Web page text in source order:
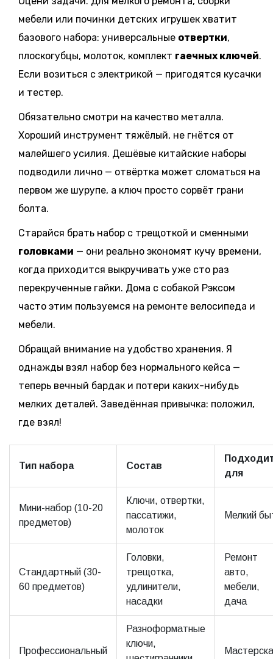
мебели или починки детских игрушек хватит
базового набора: универсальные отвертки,
плоскогубцы, молоток, комплект гаечных ключей.
Если возиться с электрикой — пригодятся кусачки
и тестер.
Обязательно смотри на качество металла.
Хороший инструмент тяжёлый, не гнётся от
малейшего усилия. Дешёвые китайские наборы
подводили лично — отвёртка может сломаться на
первом же шурупе, а ключ просто сорвёт грани
болта.
Старайся брать набор с трещоткой и сменными
головками — они реально экономят кучу времени,
когда приходится выкручивать уже сто раз
перекрученные гайки. Дома с собакой Рэксом
часто этим пользуемся на ремонте велосипеда и
мебели.
Обращай внимание на удобство хранения. Я
однажды взял набор без нормального кейса —
теперь вечный бардак и потери каких-нибудь
мелких деталей. Заведённая привычка: положил,
где взял!
Тип набора Состав
для
Мини-набор (10-20
предметов)
Ключи, отвертки,
пассатижи,
молоток
Мелкий
Стандартный (30-
60 предметов)
Головки,
трещотка,
удлинители,
насадки
Ремонт
авто,
мебели,
дача
Профессиональный
Разноформатные
ключи,